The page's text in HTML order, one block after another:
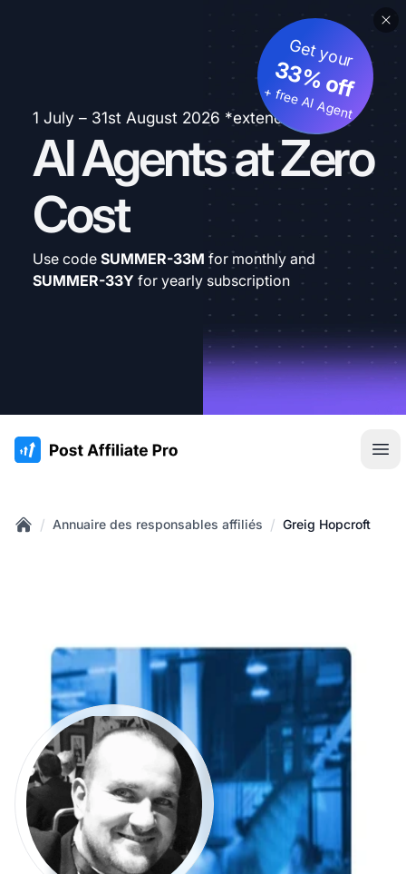
1 July – 31st August 2026 *extended
AI Agents at Zero
Cost
Get your
33% off
+ free AI Agent
Use code SUMMER-33M for monthly and
SUMMER-33Y for yearly subscription
:site.title
/ Annuaire des responsables affiliés / Greig Hopcroft